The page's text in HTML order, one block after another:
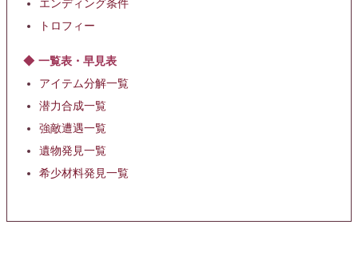
エンディング条件
トロフィー
一覧表・早見表
アイテム分解一覧
潜力合成一覧
強敵遭遇一覧
遺物発見一覧
希少材料発見一覧